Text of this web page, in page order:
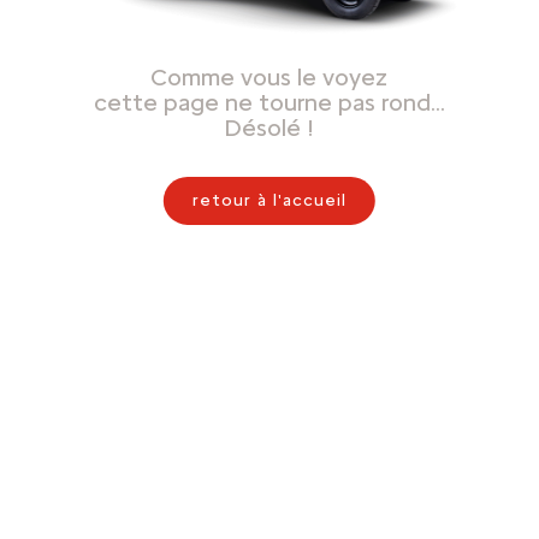
Comme vous le voyez
cette page ne tourne pas rond…
Désolé !
retour à l'accueil